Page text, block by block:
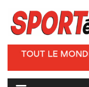
content